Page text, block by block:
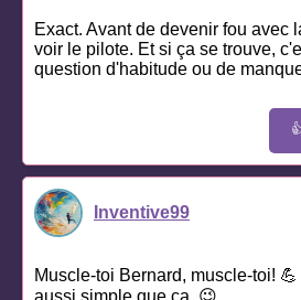
Exact. Avant de devenir fou avec
voir le pilote. Et si ça se trouve,
question d'habitude ou de
Inventive99
Muscle-toi Bernard, muscle-toi!
aussi simple que ça. 😉